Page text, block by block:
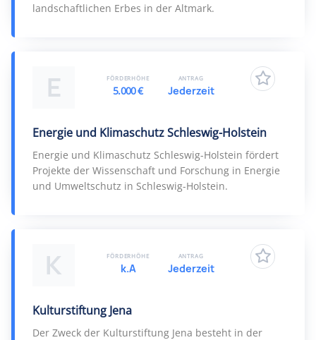
landschaftlichen Erbes in der Altmark.
E
Energie und Klimaschutz Schleswig-Holstein
Energie und Klimaschutz Schleswig-Holstein fördert
Projekte der Wissenschaft und Forschung in Energie
und Umweltschutz in Schleswig-Holstein.
FÖRDERHÖHE
5.000 €
ANTRAG
Jederzeit
K
Kulturstiftung Jena
Der Zweck der Kulturstiftung Jena besteht in der
FÖRDERHÖHE
k.A
ANTRAG
Jederzeit